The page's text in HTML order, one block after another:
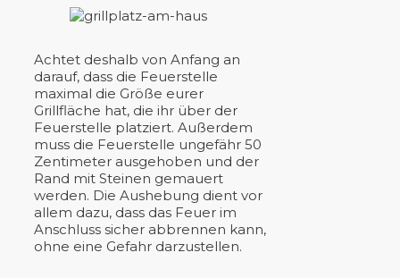
Achtet deshalb von Anfang an
darauf, dass die Feuerstelle
maximal die Größe eurer
Grillfläche hat, die ihr über der
Feuerstelle platziert. Außerdem
muss die Feuerstelle ungefähr 50
Zentimeter ausgehoben und der
Rand mit Steinen gemauert
werden. Die Aushebung dient vor
allem dazu, dass das Feuer im
Anschluss sicher abbrennen kann,
ohne eine Gefahr darzustellen.